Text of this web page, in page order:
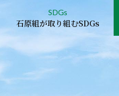
SDGs
石原組が取り組むSDGs